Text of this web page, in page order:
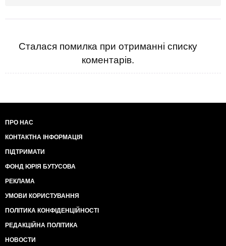
Сталася помилка при отриманні списку
коментарів.
ПРО НАС
КОНТАКТНА ІНФОРМАЦІЯ
ПІДТРИМАТИ
ФОНД ЮРІЯ БУТУСОВА
РЕКЛАМА
УМОВИ КОРИСТУВАННЯ
ПОЛІТИКА КОНФІДЕНЦІЙНОСТІ
РЕДАКЦІЙНА ПОЛІТИКА
НОВОСТИ